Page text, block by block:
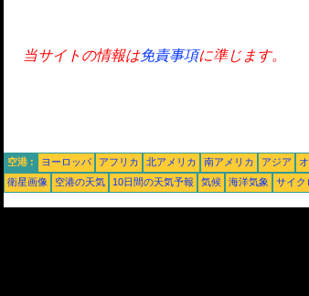
当サイトの情報は免責事項に準じます。
空港 : ヨーロッパ アフリカ 北アメリカ 南アメリカ アジア
衛星画像
空港の天気 10日間の天気予報 気候 海洋気象 サイク